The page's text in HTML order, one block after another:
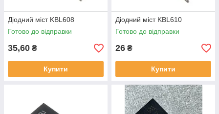
Діодний міст KBL608
Готово до відправки
35,60 ₴
Купити
Діодний міст KBL610
Готово до відправки
26 ₴
Купити